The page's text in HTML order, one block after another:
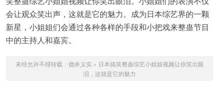
会让观众笑出声，这就是它的魅力。成为日本综艺界的一颗
新星，小姐姐们会通过各种各样的手段和小把戏来整蛊节目
中的主持人和嘉宾。
未经允许不得转载： 德井义实 » 日本搞笑整蛊综艺小姐姐视频让你笑出眼
泪，这就是它的魅力